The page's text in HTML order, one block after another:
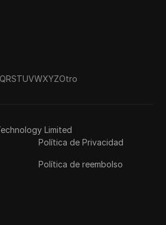
QRSTUVWXYZOtro
Limited
Política de Privacidad
Política de reembolso